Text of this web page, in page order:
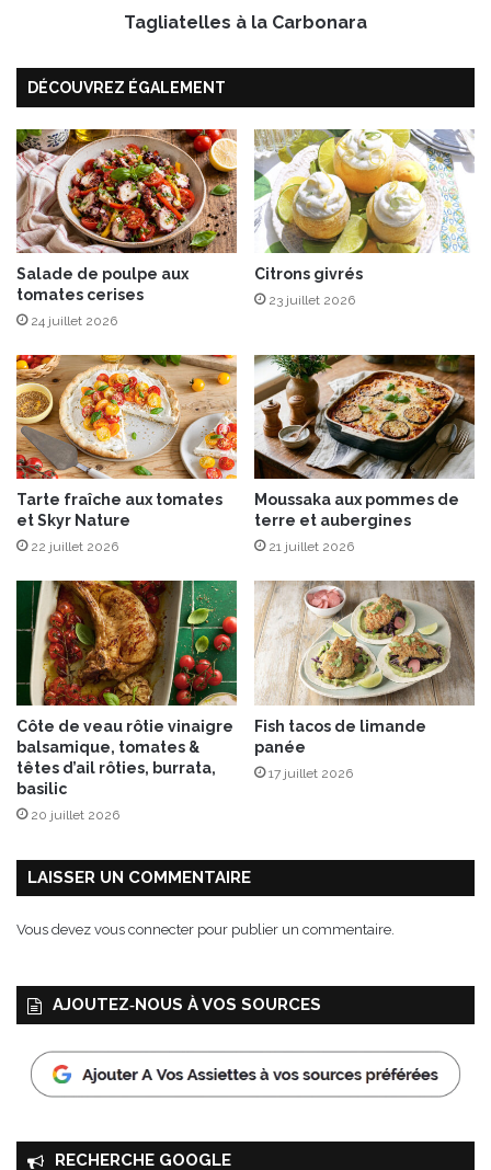
s
l
a
C
a
r
b
o
n
a
r
Tagliatelles à la Carbonara
DÉCOUVREZ ÉGALEMENT
Salade de poulpe aux
tomates cerises
24 juillet 2026
Citrons givrés
23 juillet 2026
Tarte fraîche aux tomates
et Skyr Nature
22 juillet 2026
Moussaka aux pommes de
terre et aubergines
21 juillet 2026
Côte de veau rôtie vinaigre
balsamique, tomates &
têtes d’ail rôties, burrata,
basilic
20 juillet 2026
Fish tacos de limande
panée
17 juillet 2026
LAISSER UN COMMENTAIRE
Vous devez vous connecter pour publier un commentaire.
AJOUTEZ‑NOUS À VOS SOURCES
RECHERCHE GOOGLE